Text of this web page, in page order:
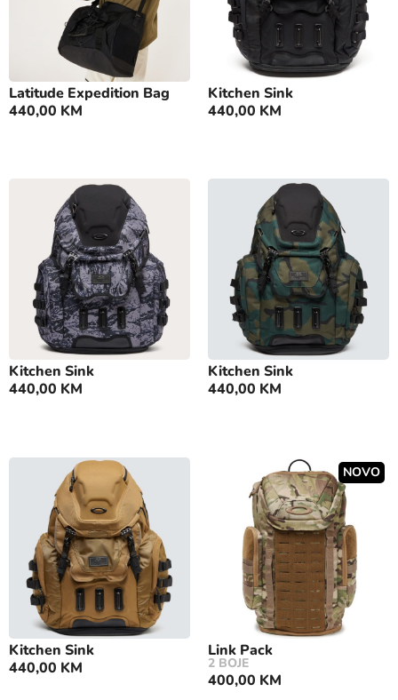
Latitude Expedition Bag
440,00 KM
Kitchen Sink
440,00 KM
Kitchen Sink
440,00 KM
Kitchen Sink
440,00 KM
Kitchen Sink
440,00 KM
NOVO
Link Pack
2 BOJE
400,00 KM